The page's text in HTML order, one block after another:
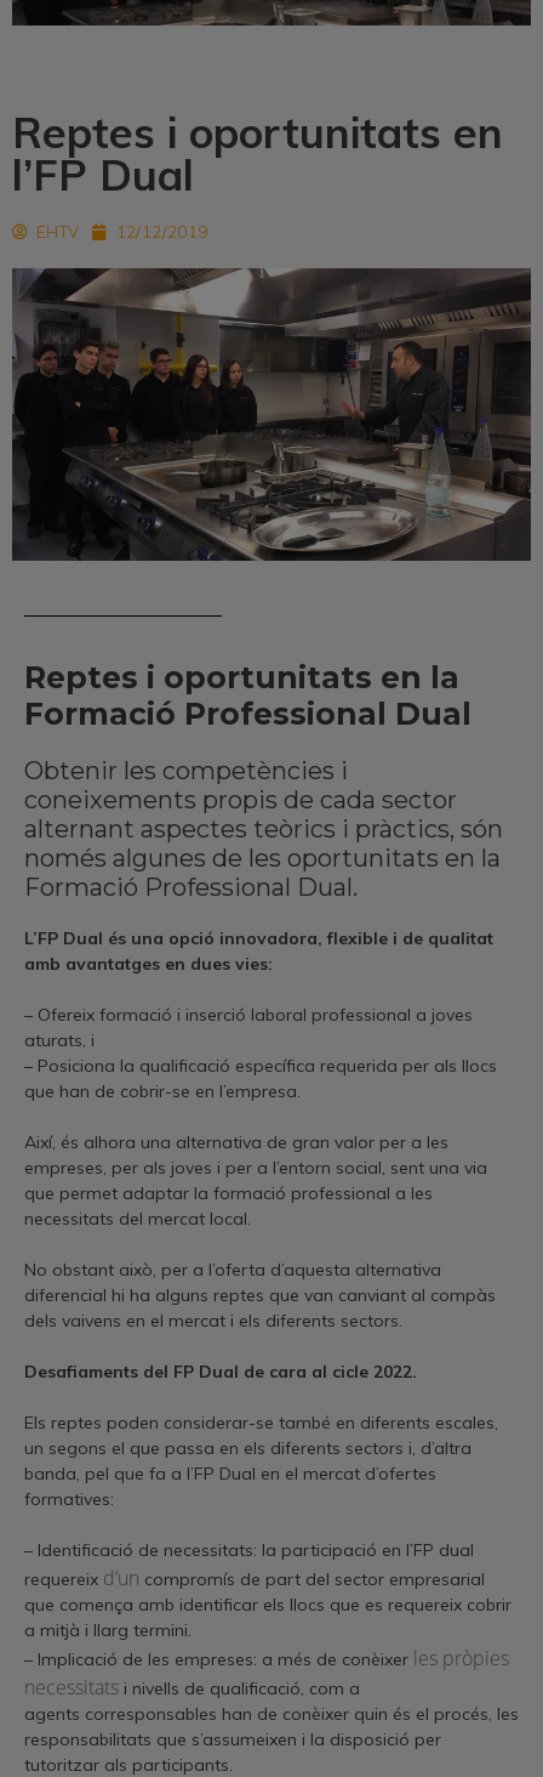
Reptes i oportunitats en
l’FP Dual
EHTV 12/12/2019
Reptes i oportunitats en la
Formació Professional Dual
Obtenir les competències i
coneixements propis de cada sector
alternant aspectes teòrics i pràctics, són
només algunes de les oportunitats en la
Formació Professional Dual.
L’FP Dual és una opció innovadora, flexible i de qualitat
amb avantatges en dues vies:
– Ofereix formació i inserció laboral professional a joves
aturats, i
– Posiciona la qualificació específica requerida per als llocs
que han de cobrir-se en l’empresa.
Així, és alhora una alternativa de gran valor per a les
empreses, per als joves i per a l’entorn social, sent una via
que permet adaptar la formació professional a les
necessitats del mercat local.
No obstant això, per a l’oferta d’aquesta alternativa
diferencial hi ha alguns reptes que van canviant al compàs
dels vaivens en el mercat i els diferents sectors.
Desafiaments del FP Dual de cara al cicle 2022.
Els reptes poden considerar-se també en diferents escales,
un segons el que passa en els diferents sectors i, d’altra
banda, pel que fa a l’FP Dual en el mercat d’ofertes
formatives:
– Identificació de necessitats: la participació en l’FP dual
requereix d’un compromís de part del sector empresarial
que comença amb identificar els llocs que es requereix cobrir
a mitjà i llarg termini.
– Implicació de les empreses: a més de conèixer les pròpies
necessitats i nivells de qualificació, com a
agents corresponsables han de conèixer quin és el procés, les
responsabilitats que s’assumeixen i la disposició per
tutoritzar als participants.